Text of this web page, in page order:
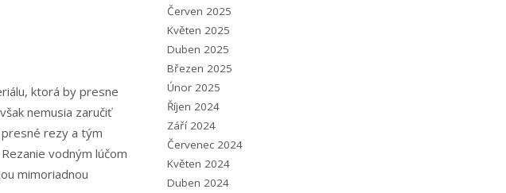
ktorá by presne
nemusia zaručiť
rezy a tým
vodným lúčom
mimoriadnou
Červen 2025
Květen 2025
Duben 2025
Březen 2025
Únor 2025
Říjen 2024
Září 2024
Červenec 2024
Květen 2024
Duben 2024